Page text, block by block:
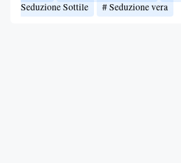
Seduzione Sottile
Seduzione vera